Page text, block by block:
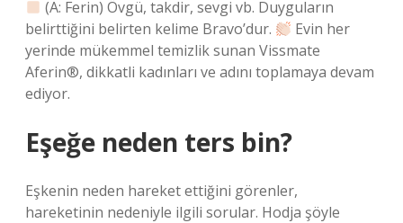
(A: Ferin) Övgü, takdir, sevgi vb. Duyguların
belirttiğini belirten kelime Bravo’dur.
Evin her
yerinde mükemmel temizlik sunan Vissmate
Aferin®, dikkatli kadınları ve adını toplamaya devam
ediyor.
Eşeğe neden ters bin?
Eşkenin neden hareket ettiğini görenler,
hareketinin nedeniyle ilgili sorular. Hodja şöyle